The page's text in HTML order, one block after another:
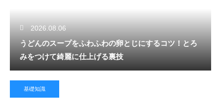
2026.08.06
うどんのスープをふわふわの卵とじにするコツ！とろ
みをつけて綺麗に仕上げる裏技
基礎知識